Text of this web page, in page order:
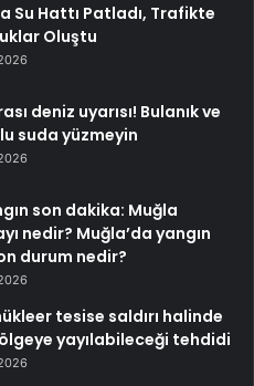
Su Hattı Patladı, Trafikte
Oluştu
deniz uyarısı! Bulanık ve
suda yüzmeyin
son dakika: Muğla
nedir? Muğla’da yangın
durum nedir?
tesise saldırı halinde
yayılabileceği tehdidi